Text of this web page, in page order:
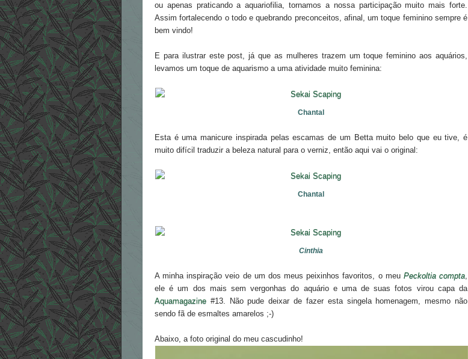
ou apenas praticando a aquariofilia, tornamos a nossa participação muito mais forte.
Assim fortalecendo o todo e quebrando preconceitos, afinal, um toque feminino sempre é
bem vindo!
E para ilustrar este post, já que as mulheres trazem um toque feminino aos aquários,
levamos um toque de aquarismo a uma atividade muito feminina:
Chantal
Esta é uma manicure inspirada pelas escamas de um Betta muito belo que eu tive, é
muito difícil traduzir a beleza natural para o verniz, então aqui vai o original:
Chantal
Cinthia
A minha inspiração veio de um dos meus peixinhos favoritos, o meu Peckoltia compta,
ele é um dos mais sem vergonhas do aquário e uma de suas fotos virou capa da
Aquamagazine #13. Não pude deixar de fazer esta singela homenagem, mesmo não
sendo fã de esmaltes amarelos ;-)
Abaixo, a foto original do meu cascudinho!